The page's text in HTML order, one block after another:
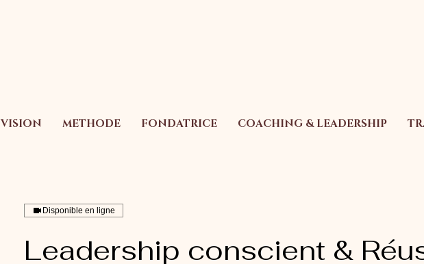
VISION METHODE FONDATRICE COACHING & LEADERSHIP
Disponible en ligne
Leadership conscient &